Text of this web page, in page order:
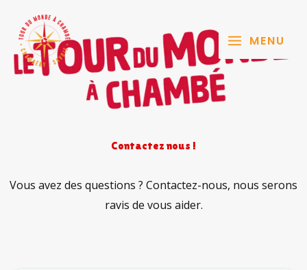
contenu
MENU
Contactez nous !
Vous avez des questions ? Contactez-nous, nous serons
ravis de vous aider.